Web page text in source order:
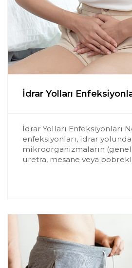
İdrar Yolları
İdrar Yolları Enfeksiyonları
enfeksiyonları, idrar
mikroorganizmaların
üretra, mesane veya